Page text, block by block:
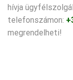
hívja
telefonszámon:
megrendelheti!